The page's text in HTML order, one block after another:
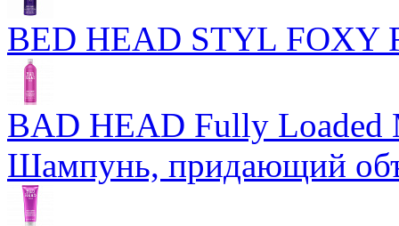
BED HEAD STYL FOXY
BAD HEAD Fully Loaded
Шампунь, придающий